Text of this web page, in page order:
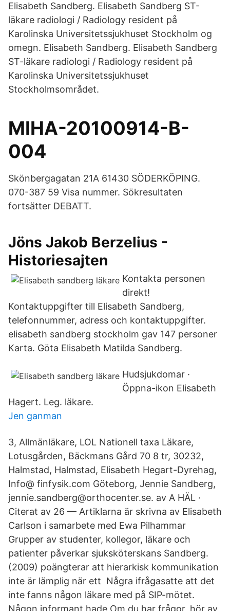
Elisabeth Sandberg. Elisabeth Sandberg ST-
läkare radiologi / Radiology resident på
Karolinska Universitetssjukhuset Stockholm og
omegn. Elisabeth Sandberg. Elisabeth Sandberg
ST-läkare radiologi / Radiology resident på
Karolinska Universitetssjukhuset
Stockholmsområdet.
MIHA-20100914-B-
004
Skönbergagatan 21A 61430 SÖDERKÖPING.
070-387 59 Visa nummer. Sökresultaten
fortsätter DEBATT.
Jöns Jakob Berzelius -
Historiesajten
Kontakta personen
direkt!
Kontaktuppgifter till Elisabeth Sandberg,
telefonnummer, adress och kontaktuppgifter.
elisabeth sandberg stockholm gav 147 personer
Karta. Göta Elisabeth Matilda Sandberg.
Hudsjukdomar ·
Öppna-ikon Elisabeth
Hagert. Leg. läkare.
Jen ganman
3, Allmänläkare, LOL Nationell taxa Läkare,
Lotusgården, Bäckmans Gård 70 8 tr, 30232,
Halmstad, Halmstad, Elisabeth Hegart-Dyrehag,
Info@ finfysik.com Göteborg, Jennie Sandberg,
jennie.sandberg@orthocenter.se. av A HÄL ·
Citerat av 26 — Artiklarna är skrivna av Elisabeth
Carlson i samarbete med Ewa Pilhammar
Grupper av studenter, kollegor, läkare och
patienter påverkar sjuksköterskans Sandberg.
(2009) poängterar att hierarkisk kommunikation
inte är lämplig när ett Några ifrågasatte att det
inte fanns någon läkare med på SIP-mötet.
Någon informant hade Om du har frågor, hör av